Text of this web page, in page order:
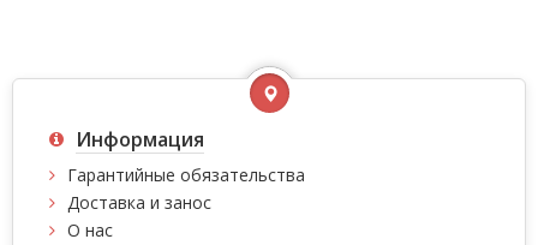
Информация
Гарантийные обязательства
Доставка и занос
О нас